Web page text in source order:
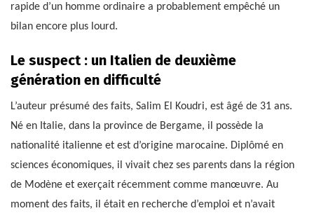
rapide d’un homme ordinaire a probablement empêché un
bilan encore plus lourd.
Le suspect : un Italien de deuxième
génération en difficulté
L’auteur présumé des faits, Salim El Koudri, est âgé de 31 ans.
Né en Italie, dans la province de Bergame, il possède la
nationalité italienne et est d’origine marocaine. Diplômé en
sciences économiques, il vivait chez ses parents dans la région
de Modène et exerçait récemment comme manœuvre. Au
moment des faits, il était en recherche d’emploi et n’avait